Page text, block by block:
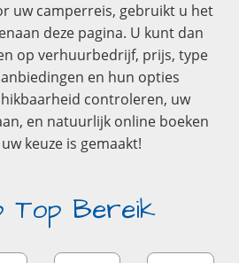
uw camperreis, gebruikt u het
deze pagina. U kunt dan
op verhuurbedrijf, prijs, type
en hun opties
controleren, uw
en natuurlijk online boeken
keuze is gemaakt!
Top Bereik